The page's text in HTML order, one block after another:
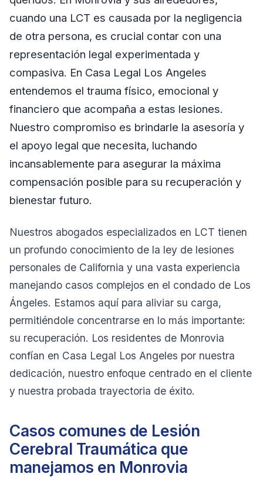
cuando una LCT es causada por la negligencia
de otra persona, es crucial contar con una
representación legal experimentada y
compasiva. En Casa Legal Los Angeles
entendemos el trauma físico, emocional y
financiero que acompaña a estas lesiones.
Nuestro compromiso es brindarle la asesoría y
el apoyo legal que necesita, luchando
incansablemente para asegurar la máxima
compensación posible para su recuperación y
bienestar futuro.
Nuestros abogados especializados en LCT tienen
un profundo conocimiento de la ley de lesiones
personales de California y una vasta experiencia
manejando casos complejos en el condado de Los
Ángeles. Estamos aquí para aliviar su carga,
permitiéndole concentrarse en lo más importante:
su recuperación. Los residentes de Monrovia
confían en Casa Legal Los Angeles por nuestra
dedicación, nuestro enfoque centrado en el cliente
y nuestra probada trayectoria de éxito.
Casos comunes de Lesión
Cerebral Traumática que
manejamos en Monrovia